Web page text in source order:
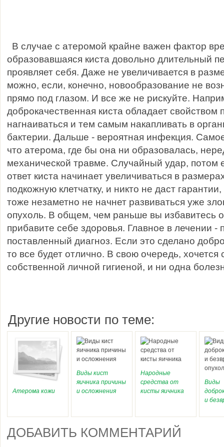
В случае с атеромой крайне важен фактор
образовавшаяся киста довольно длительный
проявляет себя. Даже не увеличивается в
можно, если, конечно, новообразование не
прямо под глазом. И все же не рискуйте.
доброкачественная киста обладает свойством
нагнаиваться и тем самым накапливать в
бактерии. Дальше - вероятная инфекция.
что атерома, где бы она ни образовалась,
механической травме. Случайный удар,
ответ киста начинает увеличиваться в
подкожную клетчатку, и никто не даст
тоже незаметно не начнет развиваться уже
опухоль. В общем, чем раньше вы избавитесь
прибавите себе здоровья. Главное в лечении -
поставленный диагноз. Если это сделано
то все будет отлично. В свою очередь, хочется
собственной личной гигиеной, и ни одна
Другие новости по теме:
Атерома кожи
Виды кист
яичника причины
и осложнения
Народные
средства от
кисты яичника
Виды
и
ДОБАВИТЬ КОММЕНТАРИЙ